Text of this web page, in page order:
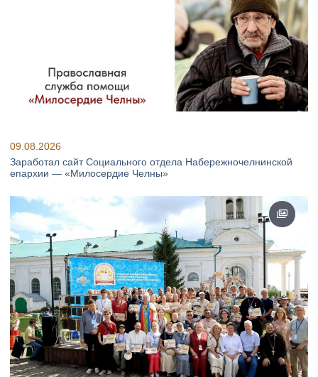
09.08.2026
Заработал сайт Социального отдела Набережночелнинской
епархии — «Милосердие Челны»